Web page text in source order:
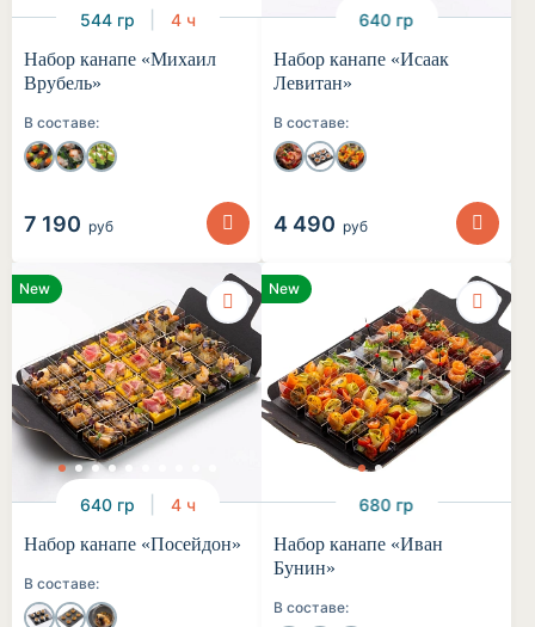
544 гр
4 ч
Набор канапе «Михаил
Врубель»
В составе:
7 190 руб
640 гр
Набор канапе «Исаак
Левитан»
В составе:
4 490 руб
New
640 гр
4 ч
Набор канапе «Посейдон»
В составе:
New
680 гр
Набор канапе «Иван
Бунин»
В составе: